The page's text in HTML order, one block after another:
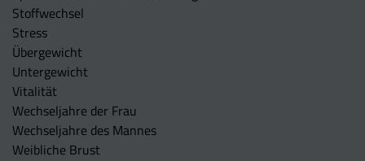
Stoffwechsel
Stress
Übergewicht
Untergewicht
Vitalität
Wechseljahre der Frau
Wechseljahre des Mannes
Weibliche Brust